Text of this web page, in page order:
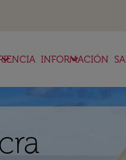
INFORMACIÓN
keyboard_arrow_down